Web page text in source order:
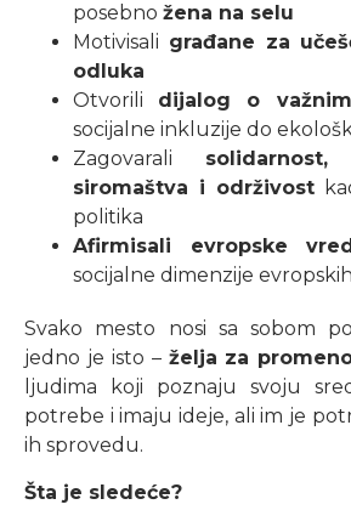
posebno žena na selu
Motivisali građane za
odluka
Otvorili dijalog o
socijalne inkluzije do
Zagovarali
siromaštva i održivost
politika
Afirmisali evropske
socijalne dimenzije
Svako mesto nosi sa sobom
jedno je isto – želja za
ljudima koji poznaju svoju
potrebe i imaju ideje, ali im je
ih sprovedu.
Šta je sledeće?